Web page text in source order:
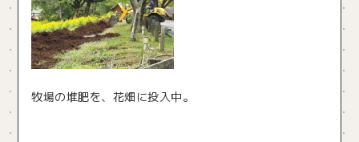
牧場の堆肥を、花畑に投入中。